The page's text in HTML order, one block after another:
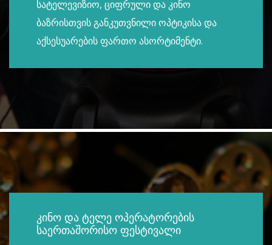
სატელევიზიო, ციფრული და კინო
ბაზრისთვის განკუთვნილი ოპტიკისა და
აქსესუარების ფართო ასორტიმენტი.
კინო და ტელე ოპერატორების
საერთაშორისო ფესტივალი